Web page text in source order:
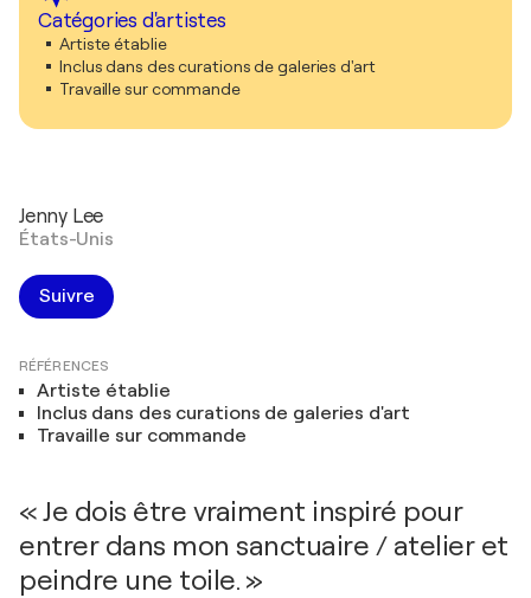
Catégories d'artistes
Artiste établie
Inclus dans des curations de galeries d'art
Travaille sur commande
Jenny Lee
États-Unis
Suivre
RÉFÉRENCES
Artiste établie
Inclus dans des curations de galeries d'art
Travaille sur commande
« Je dois être vraiment inspiré pour
entrer dans mon sanctuaire / atelier et
peindre une toile. »